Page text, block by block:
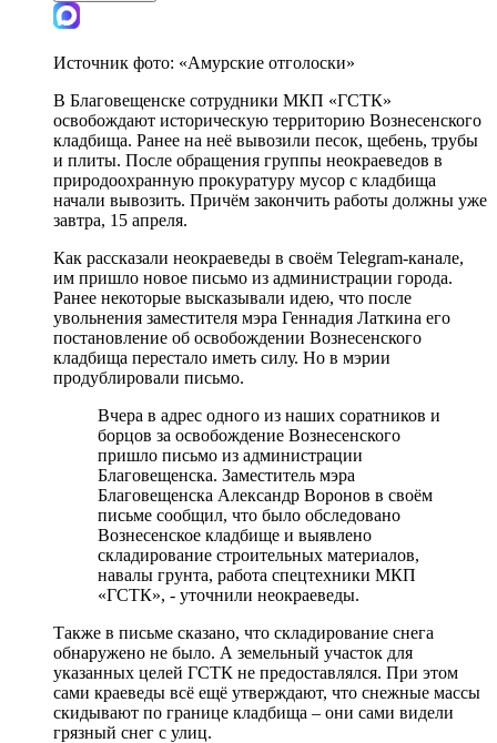
Источник фото: «Амурские отголоски»
В Благовещенске сотрудники МКП «ГСТК»
освобождают историческую территорию Вознесенского
кладбища. Ранее на неё вывозили песок, щебень, трубы
и плиты. После обращения группы неокраеведов в
природоохранную прокуратуру мусор с кладбища
начали вывозить. Причём закончить работы должны уже
завтра, 15 апреля.
Как рассказали неокраеведы в своём Telegram-канале,
им пришло новое письмо из администрации города.
Ранее некоторые высказывали идею, что после
увольнения заместителя мэра Геннадия Латкина его
постановление об освобождении Вознесенского
кладбища перестало иметь силу. Но в мэрии
продублировали письмо.
Вчера в адрес одного из наших соратников и
борцов за освобождение Вознесенского
пришло письмо из администрации
Благовещенска. Заместитель мэра
Благовещенска Александр Воронов в своём
письме сообщил, что было обследовано
Вознесенское кладбище и выявлено
складирование строительных материалов,
навалы грунта, работа спецтехники МКП
«ГСТК», - уточнили неокраеведы.
Также в письме сказано, что складирование снега
обнаружено не было. А земельный участок для
указанных целей ГСТК не предоставлялся. При этом
сами краеведы всё ещё утверждают, что снежные массы
скидывают по границе кладбища – они сами видели
грязный снег с улиц.